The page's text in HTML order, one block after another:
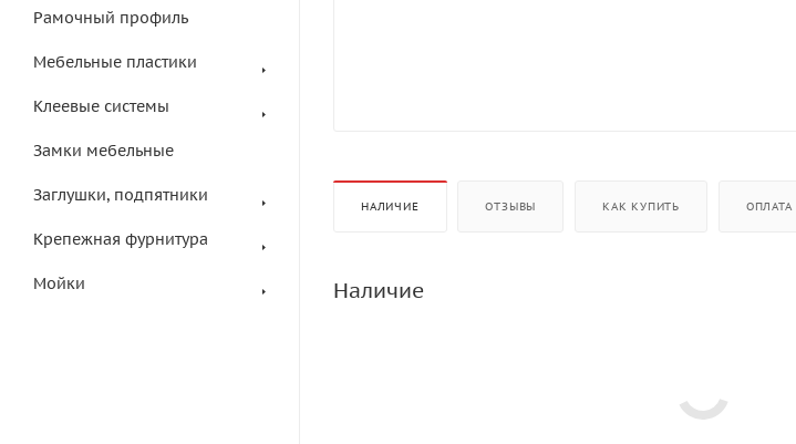
Рамочный профиль
Мебельные пластики
Клеевые системы
Замки мебельные
Заглушки, подпятники
Крепежная фурнитура
Мойки
НАЛИЧИЕ ОТЗЫВЫ КАК КУПИТЬ ОПЛАТА
Наличие